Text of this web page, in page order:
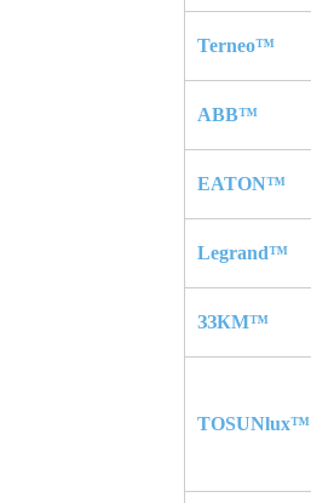
Terneo™
ABB™
EATON™
Legrand™
ЗЗКМ™
TOSUNlux™